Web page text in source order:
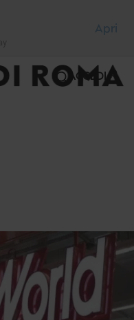
Apri
ACCEDI